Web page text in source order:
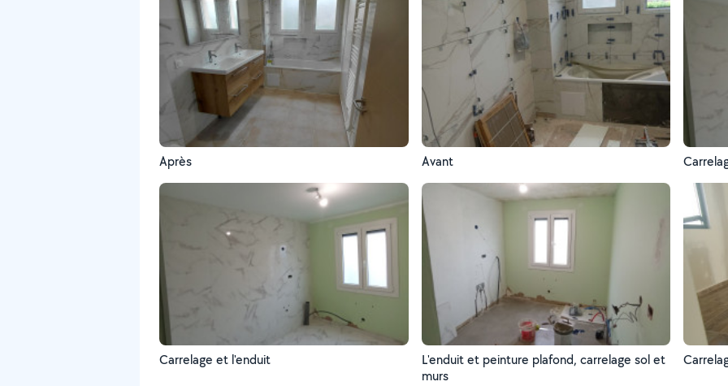
Après Avant
Carrelage et l'enduit
L'enduit et peinture plafond, carrelage sol et
murs